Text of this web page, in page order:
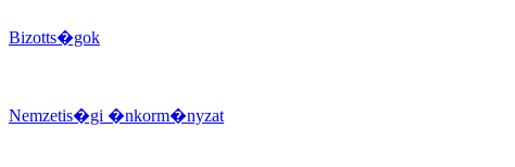
Bizotts�gok
Nemzetis�gi �nkorm�nyzat